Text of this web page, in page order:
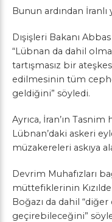
Bunun ardından
Dışişleri Bakanı
“Lübnan da dahil
tartışmasız bir
edilmesinin tüm
geldiğini” söyledi.
Ayrıca, İran’ın Tasnim
Lübnan’daki askeri
müzakereleri askıya
Devrim Muhafızları
müttefiklerinin
Boğazı da dahil
geçirebileceğini”